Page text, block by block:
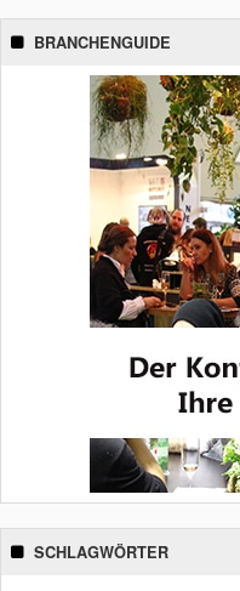
BRANCHENGUIDE
SCHLAGWÖRTER